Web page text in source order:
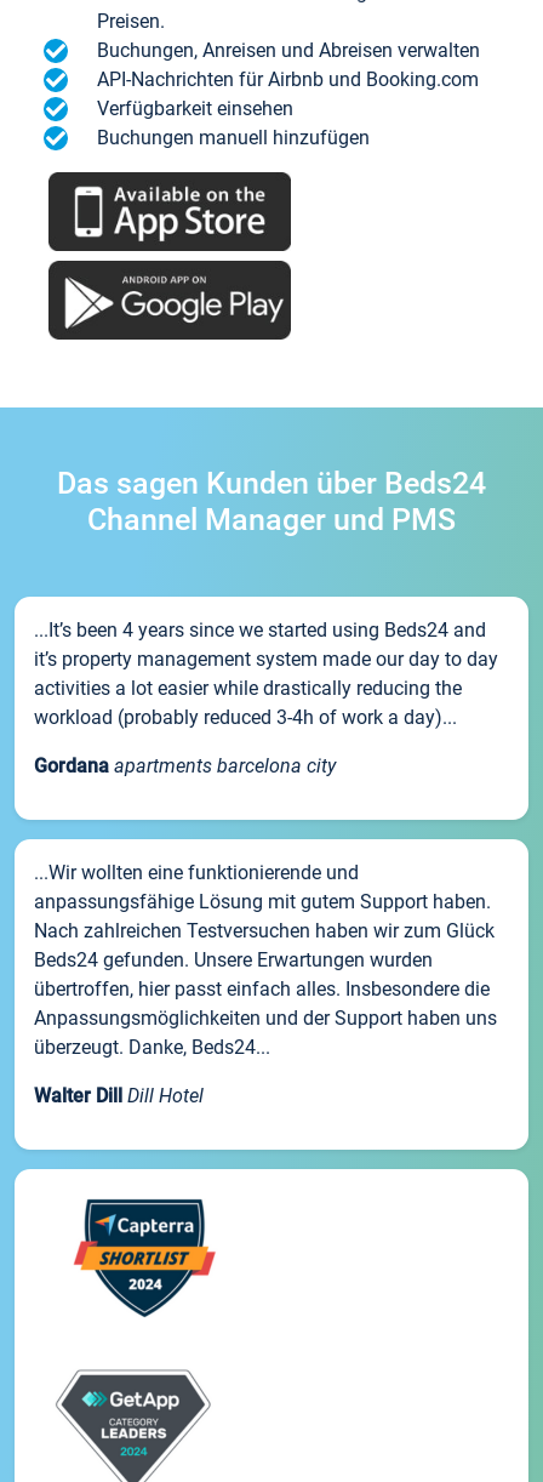
Preisen.
Buchungen, Anreisen und Abreisen verwalten
API-Nachrichten für Airbnb und Booking.com
Verfügbarkeit einsehen
Buchungen manuell hinzufügen
Das sagen Kunden über Beds24
Channel Manager und PMS
...It’s been 4 years since we started using Beds24 and
it’s property management system made our day to day
activities a lot easier while drastically reducing the
workload (probably reduced 3-4h of work a day)...
Gordana apartments barcelona city
...Wir wollten eine funktionierende und
anpassungsfähige Lösung mit gutem Support haben.
Nach zahlreichen Testversuchen haben wir zum Glück
Beds24 gefunden. Unsere Erwartungen wurden
übertroffen, hier passt einfach alles. Insbesondere die
Anpassungsmöglichkeiten und der Support haben uns
überzeugt. Danke, Beds24...
Walter Dill Dill Hotel